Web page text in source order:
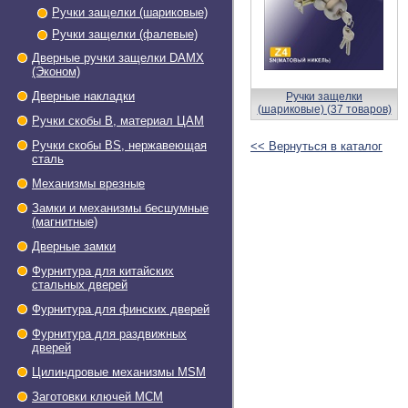
Ручки защелки (шариковые)
Ручки защелки (фалевые)
Дверные ручки защелки DAMX
(Эконом)
Дверные накладки
Ручки скобы В, материал ЦАМ
Ручки скобы BS, нержавеющая
сталь
Механизмы врезные
Замки и механизмы бесшумные
(магнитные)
Дверные замки
Фурнитура для китайских
стальных дверей
Фурнитура для финских дверей
Фурнитура для раздвижных
дверей
Цилиндровые механизмы MSM
Заготовки ключей МСМ
Ручки защелки
(шариковые) (37 товаров)
<< Вернуться в каталог